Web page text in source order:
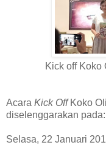
Kick off Koko
Acara Kick Off Koko
diselenggarakan pada:
Selasa, 22 Januari